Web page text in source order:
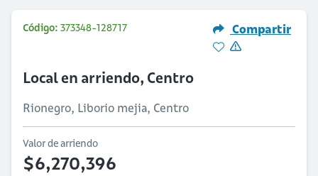
Código: 373348-128717 Compartir
Local en arriendo, Centro
Rionegro, Liborio mejia, Centro
Valor de arriendo
$6,270,396